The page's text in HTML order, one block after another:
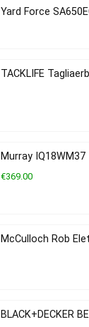
Yard Force
TACKLIFE
Murray IQ18WM37
€369.00
McCulloch Rob
BLACK+DECKER